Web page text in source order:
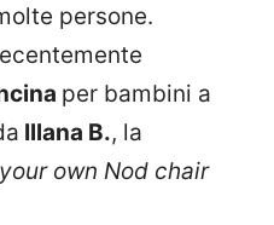
persone.
per bambini a
Illana B., la
own Nod chair